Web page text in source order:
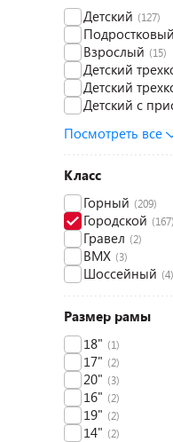
Детский (127)
Подростковый
Взрослый (15)
Детский
Детский
Детский с
Посмотреть все
Класс
Горный (209)
Городской (167)
Гравел (2)
BMX (3)
Шоссейный (4)
Размер рамы
18" (1)
17" (2)
20" (3)
16" (2)
19" (2)
14" (2)